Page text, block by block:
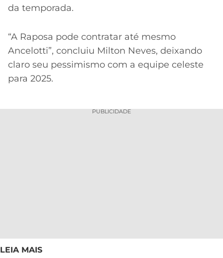
da temporada.
“A Raposa pode contratar até mesmo
Ancelotti”, concluiu Milton Neves, deixando
claro seu pessimismo com a equipe celeste
para 2025.
PUBLICIDADE
LEIA MAIS